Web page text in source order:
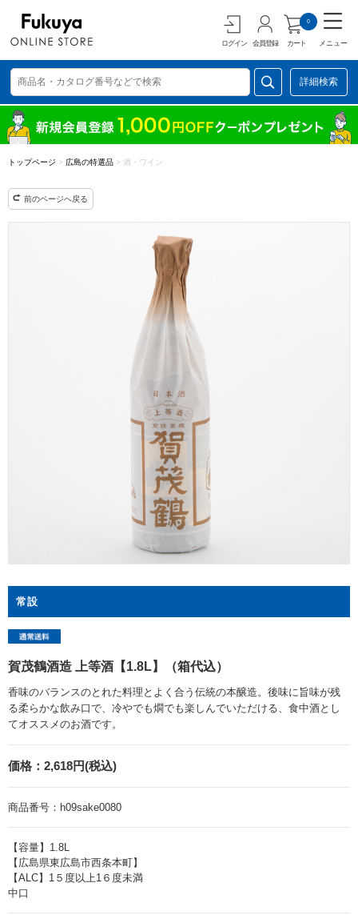
ログイン 会員登録 カート
0
メニュー
詳細検索
トップページ > 広島の特選品 > 酒・ワイン
前のページへ戻る
常設
賀茂鶴酒造 上等酒【1.8L】（箱代込）
香味のバランスのとれた料理とよく合う伝統の本醸造。後味に旨味が残
る柔らかな飲み口で、冷やでも燗でも楽しんでいただける、食中酒とし
てオススメのお酒です。
価格： 2,618円(税込)
商品番号： h09sake0080
【容量】1.8L
【広島県東広島市西条本町】
【ALC】1５度以上1６度未満
中口